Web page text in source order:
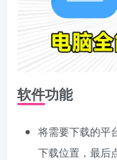
软件功能
将需要下载的平
下载位置，最后